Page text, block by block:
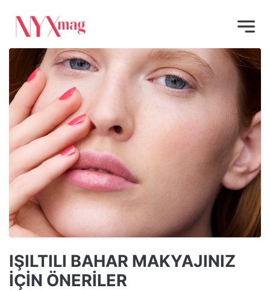
IŞILTILI BAHAR MAKYAJINIZ
İÇİN ÖNERİLER